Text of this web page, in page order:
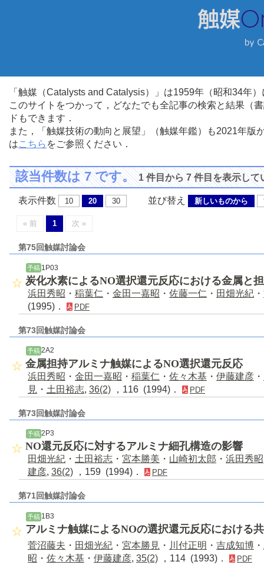
「触媒（Catalysts and Catalysis）」は1959年（昭和34年
このサイトをつかって，どなたでも全記事の検索と結果（
ドもできます．
また，「触媒技術の動向と展望」（触媒年鑑）も2021年
はこちら をご参照ください．
該当件数は 7 です。1 件目から 7 件目を表示して
表示件数 10 20 30 並び替え 新しいものから
« 前 1 次 »
第75回触媒討論会
予稿 1P03
炭化水素によるNO選択還元反応における金属と
浜田秀昭 ・ 稲葉仁 ・ 金田一嘉昭 ・ 佐藤一仁 ・ 田畑光紀 ・
(1995)．
PDF
第73回触媒討論会
予稿 2A2
金属担持アルミナ触媒によるNO選択還元反応
浜田秀昭 ・ 金田一嘉昭 ・ 稲葉仁 ・ 佐々木基 ・ 伊藤建彦 ・
見 ・ 土田裕志, 36(2) ，116 (1994)． PDF
第73回触媒討論会
予稿 2P3
NO還元反応に対するアルミナ細孔構造の影響
田畑光紀 ・ 土田裕志 ・ 宮本勝美 ・ 山崎初太郎 ・ 浜田秀昭
建彦, 36(2) ，159 (1994)． PDF
第71回触媒討論会
予稿 1B3
アルミナ触媒によるNOの選択還元反応における
菅沼藤夫 ・ 田畑光紀 ・ 宮本勝見 ・ 川付正明 ・ 吉成知博 ・
昭 ・ 佐々木基 ・ 伊藤建彦, 35(2) ，114 (1993)． PDF